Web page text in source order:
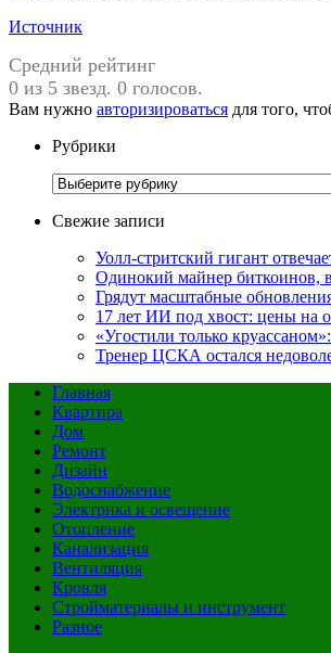
Источник
Средний рейтинг
0 из 5 звезд. 0 голосов.
Вам нужно авторизироваться для того,
Рубрики
Рубрики
Свежие записи
Уолл-стритский гигант
Одинокий майнер биткоинов,
Грядут масштабные
17 лет ИИ под хвост: цены на
«Угостили только
Тренер ЦСКА остался
Главная
Квартира
Дом
Ремонт
Дизайн
Водоснабжение
Электрика и освещение
Отопление
Канализация
Вентиляция
Кровля
Стройматериалы и инструмент
Разное